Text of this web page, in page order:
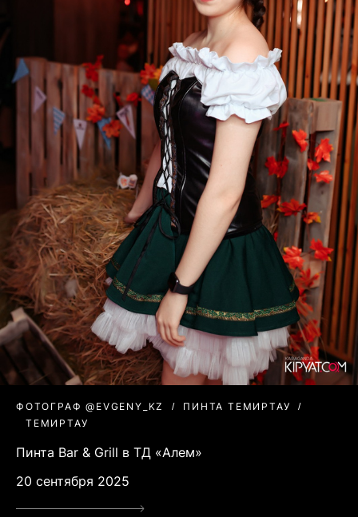
ФОТОГРАФ @EVGENY_KZ
ПИНТА ТЕМИРТАУ
ТЕМИРТАУ
Пинта Bar & Grill в ТД «Алем»
20 сентября 2025